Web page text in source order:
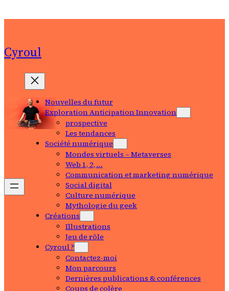
au
Cyroul
Nouvelles du futur
Exploration Anticipation Innovation
prospective
Les tendances
Société numérique
Mondes virtuels – Metaverses
Web 1, 2, …
Communication et marketing numérique
Social digital
Culture numérique
Mythologie du geek
Créations
Illustrations
Jeu de rôle
Cyroul ?
Contactez-moi
Mon parcours
Dernières publications & conférences
Coups de colère